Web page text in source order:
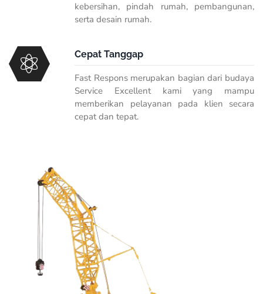
kebersihan, pindah rumah, pembangunan,
serta desain rumah.
Cepat Tanggap
Fast Respons merupakan bagian dari budaya
Service Excellent kami yang mampu
memberikan pelayanan pada klien secara
cepat dan tepat.